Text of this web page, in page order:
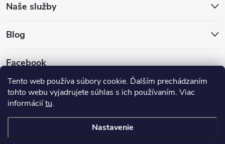
Tento web používa súbory cookie. Ďalším prechádzaním
tohto webu vyjadrujete súhlas s ich používaním. Viac
informáciítu.
Nastavenie
Naše služby
Blog
Facebook